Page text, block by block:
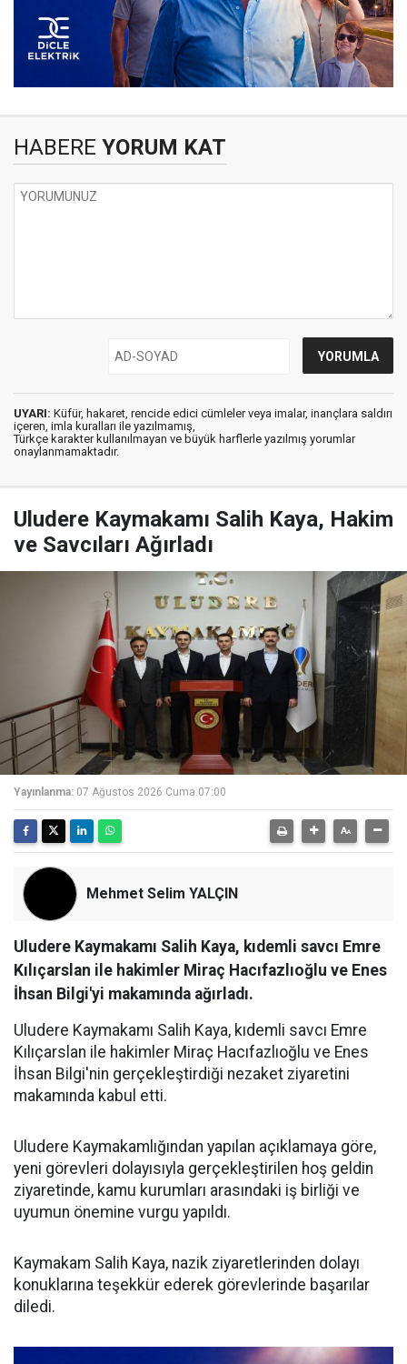
HABERE YORUM KAT
UYARI: Küfür, hakaret, rencide edici cümleler veya imalar, inançlara saldırı
içeren, imla kuralları ile yazılmamış,
Türkçe karakter kullanılmayan ve büyük harflerle yazılmış yorumlar
onaylanmamaktadır.
Uludere Kaymakamı Salih Kaya, Hakim
ve Savcıları Ağırladı
Yayınlanma: 07 Ağustos 2026 Cuma 07:00
Mehmet Selim YALÇIN
Uludere Kaymakamı Salih Kaya, kıdemli savcı Emre
Kılıçarslan ile hakimler Miraç Hacıfazlıoğlu ve Enes
İhsan Bilgi'yi makamında ağırladı.
Uludere Kaymakamı Salih Kaya, kıdemli savcı Emre
Kılıçarslan ile hakimler Miraç Hacıfazlıoğlu ve Enes
İhsan Bilgi'nin gerçekleştirdiği nezaket ziyaretini
makamında kabul etti.
Uludere Kaymakamlığından yapılan açıklamaya göre,
yeni görevleri dolayısıyla gerçekleştirilen hoş geldin
ziyaretinde, kamu kurumları arasındaki iş birliği ve
uyumun önemine vurgu yapıldı.
Kaymakam Salih Kaya, nazik ziyaretlerinden dolayı
konuklarına teşekkür ederek görevlerinde başarılar
diledi.